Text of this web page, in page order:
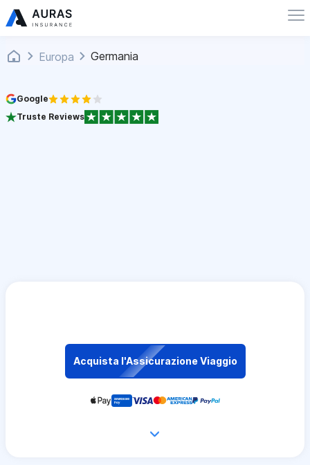
Europa Germania
Google
Truste Reviews
Acquista l'Assicurazione Viaggio